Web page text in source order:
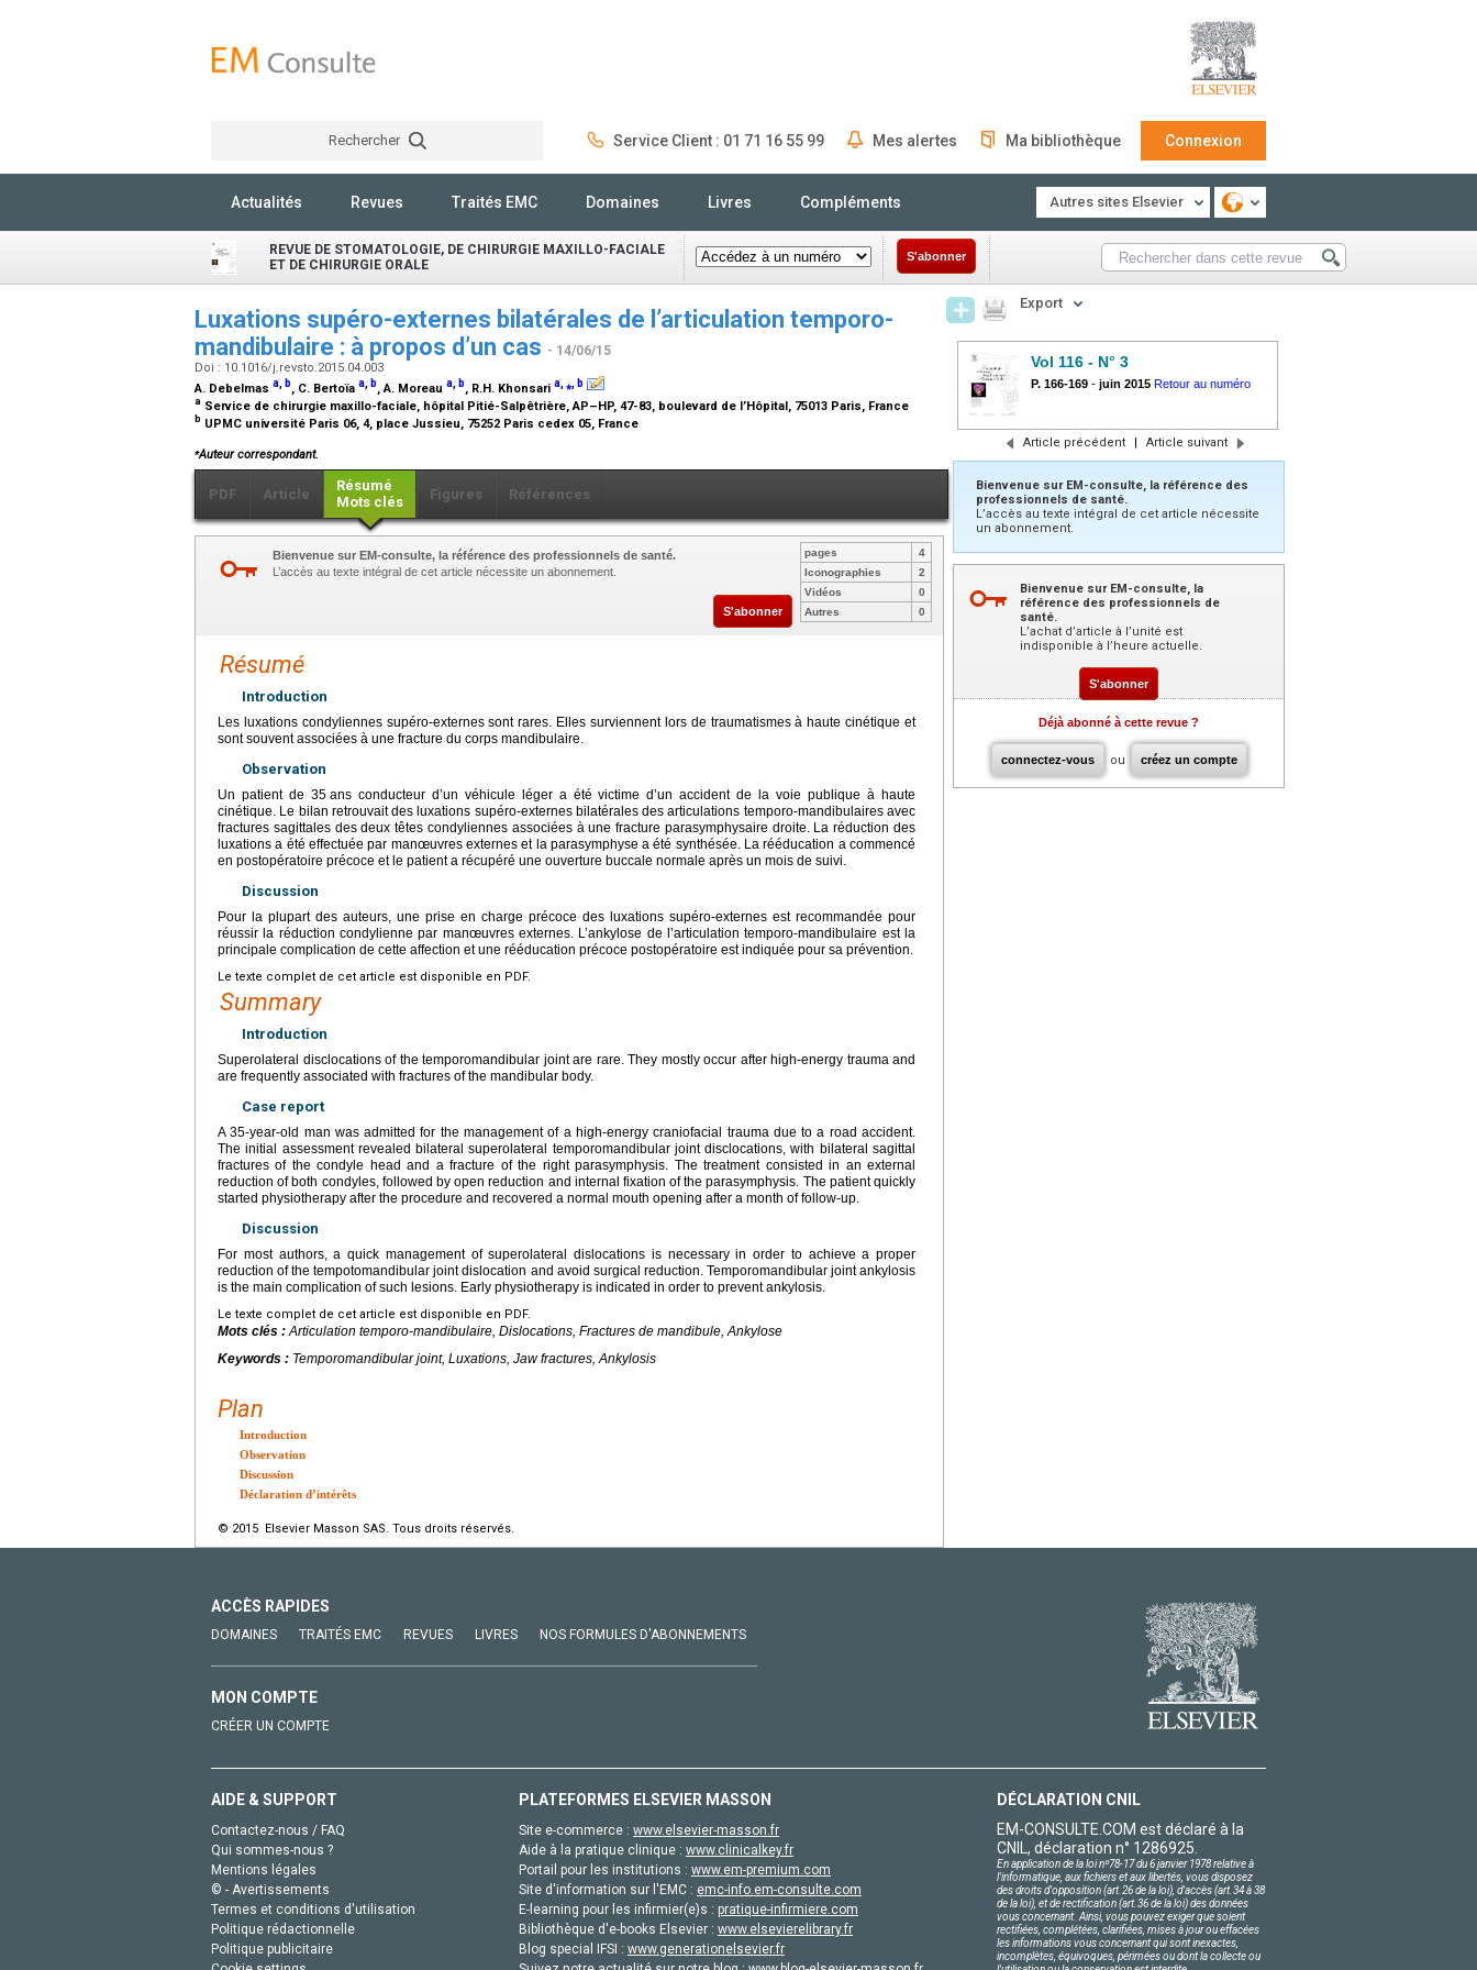
Rechercher Service Client : 01 71 16 55 99 Mes alertes Ma bibliothèque Connexion
Actualités Revues Traités EMC Domaines Livres Compléments Autres sites Elsevier
REVUE DE STOMATOLOGIE, DE CHIRURGIE MAXILLO-FACIALE
ET DE CHIRURGIE ORALE
S'abonner
Luxations supéro-externes bilatérales de l’articulation temporo-
mandibulaire : à propos d’un cas - 14/06/15
Doi : 10.1016/j.revsto.2015.04.003
A. Debelmas a, b, C. Bertoïa a, b, A. Moreau a, b, R.H. Khonsari a,⁎, b
a Service de chirurgie maxillo-faciale, hôpital Pitié-Salpêtrière, AP–HP, 47-83, boulevard de l’Hôpital, 75013 Paris, France
b UPMC université Paris 06, 4, place Jussieu, 75252 Paris cedex 05, France
⁎Auteur correspondant.
PDF Article
Résumé
Mots clés
Figures Références
Bienvenue sur EM-consulte, la référence des professionnels de santé.
L’accès au texte intégral de cet article nécessite un abonnement.
S'abonner
pages
4
Iconographies
2
Vidéos
0
Autres
0
Résumé
Introduction
Les luxations condyliennes supéro-externes sont rares. Elles surviennent lors de traumatismes à haute cinétique et
sont souvent associées à une fracture du corps mandibulaire.
Observation
Un patient de 35 ans conducteur d’un véhicule léger a été victime d’un accident de la voie publique à haute
cinétique. Le bilan retrouvait des luxations supéro-externes bilatérales des articulations temporo-mandibulaires avec
fractures sagittales des deux têtes condyliennes associées à une fracture parasymphysaire droite. La réduction des
luxations a été effectuée par manœuvres externes et la parasymphyse a été synthésée. La rééducation a commencé
en postopératoire précoce et le patient a récupéré une ouverture buccale normale après un mois de suivi.
Discussion
Pour la plupart des auteurs, une prise en charge précoce des luxations supéro-externes est recommandée pour
réussir la réduction condylienne par manœuvres externes. L’ankylose de l’articulation temporo-mandibulaire est la
principale complication de cette affection et une rééducation précoce postopératoire est indiquée pour sa prévention.
Le texte complet de cet article est disponible en PDF.
Summary
Introduction
Superolateral disclocations of the temporomandibular joint are rare. They mostly occur after high-energy trauma and
are frequently associated with fractures of the mandibular body.
Case report
A 35-year-old man was admitted for the management of a high-energy craniofacial trauma due to a road accident.
The initial assessment revealed bilateral superolateral temporomandibular joint disclocations, with bilateral sagittal
fractures of the condyle head and a fracture of the right parasymphysis. The treatment consisted in an external
reduction of both condyles, followed by open reduction and internal fixation of the parasymphysis. The patient quickly
started physiotherapy after the procedure and recovered a normal mouth opening after a month of follow-up.
Discussion
For most authors, a quick management of superolateral dislocations is necessary in order to achieve a proper
reduction of the tempotomandibular joint dislocation and avoid surgical reduction. Temporomandibular joint ankylosis
is the main complication of such lesions. Early physiotherapy is indicated in order to prevent ankylosis.
Le texte complet de cet article est disponible en PDF.
Mots clés :Articulation temporo-mandibulaire, Dislocations, Fractures de mandibule, Ankylose
Keywords : Temporomandibular joint, Luxations, Jaw fractures, Ankylosis
Plan
Introduction
Observation
Discussion
Déclaration d’intérêts
© 2015 Elsevier Masson SAS. Tous droits réservés.
Export
Vol 116 - N° 3
P. 166-169 - juin 2015 Retour au numéro
Article précédent | Article suivant
Bienvenue sur EM-consulte, la référence des
professionnels de santé.
L’accès au texte intégral de cet article nécessite
un abonnement.
Bienvenue sur EM-consulte, la
référence des professionnels de
santé.
L’achat d’article à l’unité est
indisponible à l’heure actuelle.
S'abonner
Déjà abonné à cette revue ?
connectez-vous ou créez un compte
ACCÈS RAPIDES
DOMAINES TRAITÉS EMC REVUES LIVRES NOS FORMULES D'ABONNEMENTS
MON COMPTE
CRÉER UN COMPTE
AIDE & SUPPORT
Contactez-nous / FAQ
Qui sommes-nous ?
Mentions légales
© - Avertissements
Termes et conditions d'utilisation
Politique rédactionnelle
Politique publicitaire
PLATEFORMES ELSEVIER MASSON
Site e-commerce : www.elsevier-masson.fr
Aide à la pratique clinique : www.clinicalkey.fr
Portail pour les institutions : www.em-premium.com
Site d'information sur l'EMC : emc-info.em-consulte.com
E-learning pour les infirmier(e)s : pratique-infirmiere.com
Bibliothèque d'e-books Elsevier : www.elsevierelibrary.fr
Blog special IFSI : www.generationelsevier.fr
DÉCLARATION CNIL
EM-CONSULTE.COM est déclaré à la
CNIL, déclaration n° 1286925.
En application de la loi nº78-17 du 6 janvier 1978 relative à
l'informatique, aux fichiers et aux libertés, vous disposez
des droits d'opposition (art.26 de la loi), d'accès (art.34 à 38
de la loi), et de rectification (art.36 de la loi) des données
vous concernant. Ainsi, vous pouvez exiger que soient
rectifiées, complétées, clarifiées, mises à jour ou effacées
les informations vous concernant qui sont inexactes,
incomplètes, équivoques, périmées ou dont la collecte ou